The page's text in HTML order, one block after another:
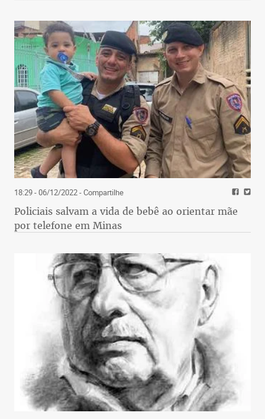
18:29 - 06/12/2022- Compartilhe
Policiais salvam a vida de bebê ao orientar mãe
por telefone em Minas